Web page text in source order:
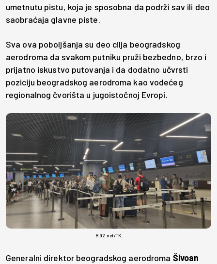
umetnutu pistu, koja je sposobna da podrži sav ili deo
saobraćaja glavne piste.
Sva ova poboljšanja su deo cilja beogradskog
aerodroma da svakom putniku pruži bezbedno, brzo i
prijatno iskustvo putovanja i da dodatno učvrsti
poziciju beogradskog aerodroma kao vodećeg
regionalnog čvorišta u jugoistočnoj Evropi.
B92.net/TK
Generalni direktor beogradskog aerodroma Šivoan